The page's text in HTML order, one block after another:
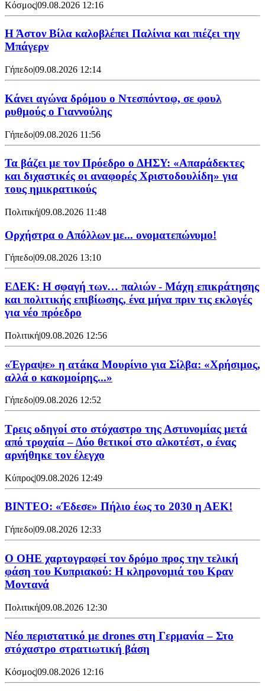
Κόσμος|09.08.2026 12:16
Η Άστον Βίλα καλοβλέπει Παλίνια και πιέζει την
Μπάγερν
Γήπεδο|09.08.2026 12:14
Kάνει αγώνα δρόμου ο Ντεσπόντοφ, σε φουλ
ρυθμούς ο Γιαννούλης
Γήπεδο|09.08.2026 11:56
Τα βάζει με τον Πρόεδρο ο ΔΗΣΥ: «Απαράδεκτες
και διχαστικές οι αναφορές Χριστοδουλίδη» για
τους ημικρατικούς
Πολιτική|09.08.2026 11:48
Ορχήστρα o Aπόλλων με... ονοματεπώνυμο!
Γήπεδο|09.08.2026 13:10
ΕΔΕΚ: Η σφαγή των… παλιών - Μάχη επικράτησης
και πολιτικής επιβίωσης, ένα μήνα πριν τις εκλογές
για νέο πρόεδρο
Πολιτική|09.08.2026 12:56
«Έγραψε» η ατάκα Μουρίνιο για Σίλβα: «Χρήσιμος,
αλλά ο κακομοίρης...»
Γήπεδο|09.08.2026 12:52
Τρεις οδηγοί στο στόχαστρο της Αστυνομίας μετά
από τροχαία – Δύο θετικοί στο αλκοτέστ, ο ένας
αρνήθηκε τον έλεγχο
Κύπρος|09.08.2026 12:49
ΒΙΝΤΕΟ: «Έδεσε» Πήλιο έως το 2030 η ΑΕΚ!
Γήπεδο|09.08.2026 12:33
Ο ΟΗΕ χαρτογραφεί τον δρόμο προς την τελική
φάση του Κυπριακού: Η κληρονομιά του Κραν
Μοντανά
Πολιτική|09.08.2026 12:30
Νέο περιστατικό με drones στη Γερμανία – Στο
στόχαστρο στρατιωτική βάση
Κόσμος|09.08.2026 12:16